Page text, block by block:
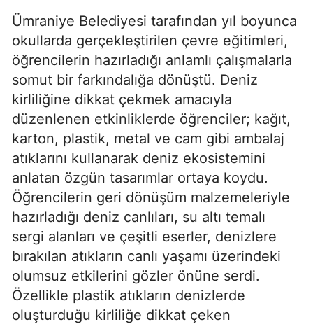
Ümraniye Belediyesi tarafından yıl boyunca
okullarda gerçekleştirilen çevre eğitimleri,
öğrencilerin hazırladığı anlamlı çalışmalarla
somut bir farkındalığa dönüştü. Deniz
kirliliğine dikkat çekmek amacıyla
düzenlenen etkinliklerde öğrenciler; kağıt,
karton, plastik, metal ve cam gibi ambalaj
atıklarını kullanarak deniz ekosistemini
anlatan özgün tasarımlar ortaya koydu.
Öğrencilerin geri dönüşüm malzemeleriyle
hazırladığı deniz canlıları, su altı temalı
sergi alanları ve çeşitli eserler, denizlere
bırakılan atıkların canlı yaşamı üzerindeki
olumsuz etkilerini gözler önüne serdi.
Özellikle plastik atıkların denizlerde
oluşturduğu kirliliğe dikkat çeken